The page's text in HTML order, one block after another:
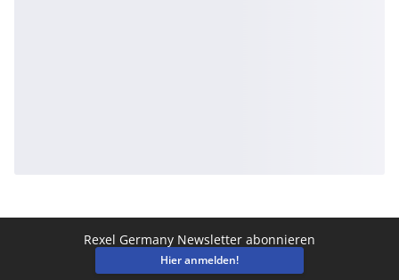
Rexel Germany Newsletter abonnieren
Hier anmelden!